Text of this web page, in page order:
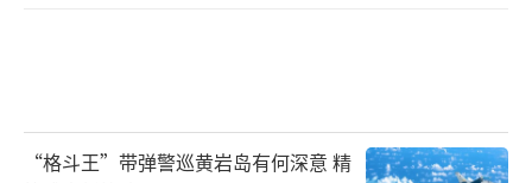
“格斗王”带弹警巡黄岩岛有何深意 精